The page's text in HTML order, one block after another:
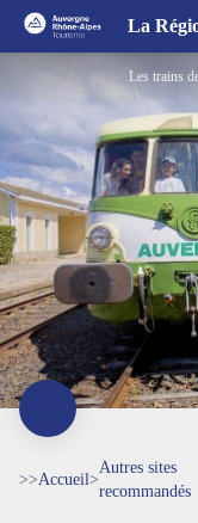
La
Les trains
>>Accueil>
Autres sites
recommandés